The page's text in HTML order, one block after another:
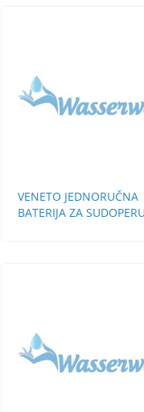
VENETO JEDNORUČNA
BATERIJA ZA